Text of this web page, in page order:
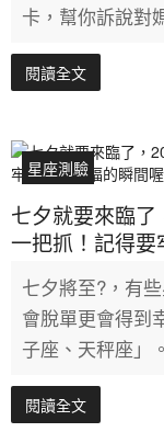
卡，幫你訴說對
閱讀全文
星座測驗
七夕就要來臨
一把抓！記得
七夕將至?，有
會脫單更會得到
子座、天秤座」。
閱讀全文